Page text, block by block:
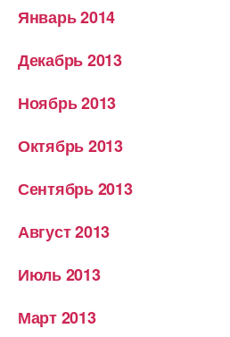
Январь 2014
Декабрь 2013
Ноябрь 2013
Октябрь 2013
Сентябрь 2013
Август 2013
Июль 2013
Март 2013